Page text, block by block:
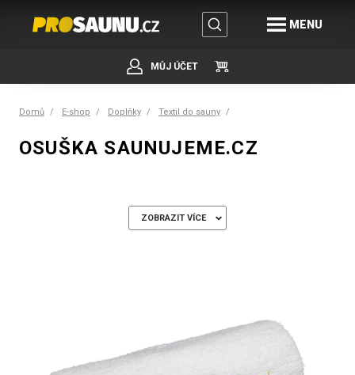
MENU
MŮJ ÚČET
Domů E-shop Doplňky Textil do sauny
OSUŠKA SAUNUJEME.CZ
ZOBRAZIT VÍCE